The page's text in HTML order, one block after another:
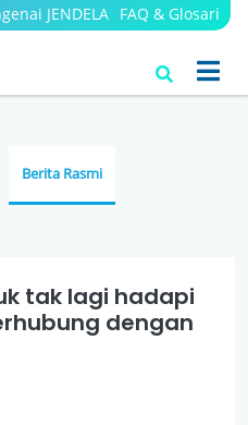
JENDELA FAQ & Glosari
Berita Rasmi
tak lagi hadapi
dengan